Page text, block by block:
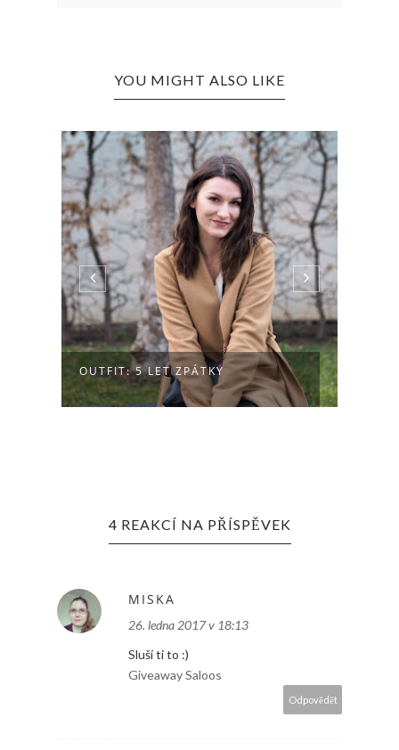
YOU MIGHT ALSO LIKE
OUTFIT: 5 LET ZPÁTKY
4 REAKCÍ NA PŘÍSPĚVEK
MISKA
26. ledna 2017 v 18:13
Sluší ti to :)
Giveaway Saloos
Odpovědět